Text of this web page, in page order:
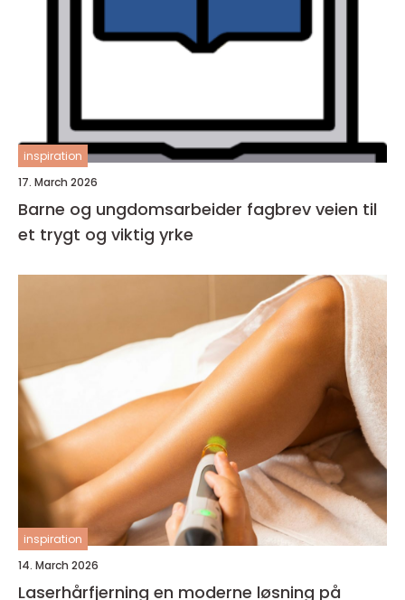
inspiration
17. March 2026
Barne og ungdomsarbeider fagbrev veien til
et trygt og viktig yrke
inspiration
14. March 2026
Laserhårfjerning en moderne løsning på